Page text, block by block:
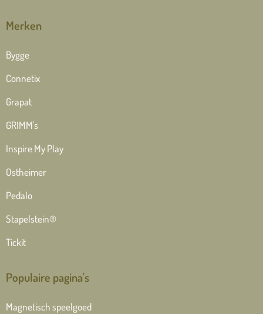
Merken
Bygge
Connetix
Grapat
GRIMM's
Inspire My Play
Ostheimer
Pedalo
Stapelstein®
Tickit
Populaire pagina's
Magnetisch speelgoed